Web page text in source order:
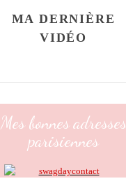
MA DERNIÈRE
VIDÉO
Mes bonnes adresses
parisiennes